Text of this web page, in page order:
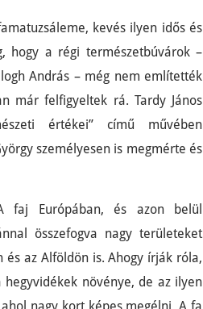
kevés ilyen idős és
hogy a régi természetbúvárok –
András – még nem említették
már felfigyeltek rá. Tardy János
értékei” című művében
személyesen is megmérte és
Európában, és azon belül
összefogva nagy területeket
az Alföldön is. Ahogy írják róla,
növénye, de az ilyen